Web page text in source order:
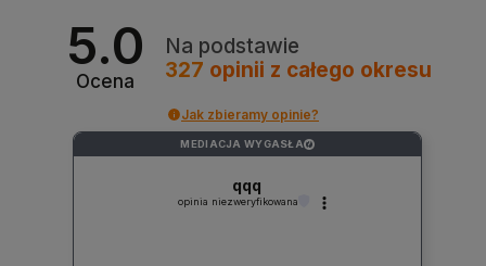
5.0
Ocena
Na podstawie
327 opinii z całego okresu
Jak zbieramy opinie?
MEDIACJA WYGASŁA ?
qqq
opinia niezweryfikowana